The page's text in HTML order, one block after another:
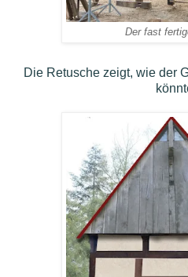
Der fast
Die Retusche zeigt, wie der